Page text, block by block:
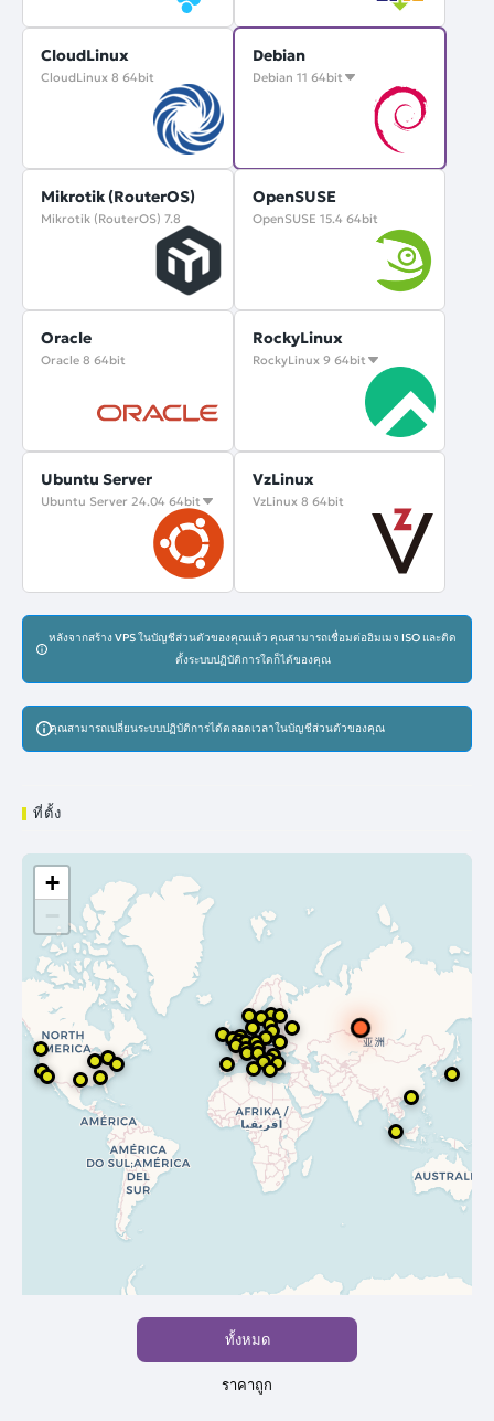
CloudLinux
CloudLinux 8 64bit
Debian
Debian 11 64bit
Mikrotik (RouterOS)
Mikrotik (RouterOS) 7.8
OpenSUSE
OpenSUSE 15.4 64bit
Oracle
Oracle 8 64bit
RockyLinux
RockyLinux 9 64bit
Ubuntu Server
Ubuntu Server 24.04 64bit
VzLinux
VzLinux 8 64bit
หลังจากสร้าง VPS ในบัญชีส่วนตัวของคุณแล้ว คุณสามารถเชื่อมต่ออิมเมจ ISO และติด
ตั้งระบบปฏิบัติการใดก็ได้ของคุณ
คุณสามารถเปลี่ยนระบบปฏิบัติการได้ตลอดเวลาในบัญชีส่วนตัวของคุณ
ที่ตั้ง
+
ทั้งหมด
ราคาถูก